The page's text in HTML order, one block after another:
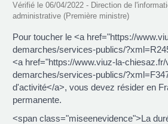
Vérifié le 06/04/2022 - Direction de
administrative (Première ministre)
Pour toucher le <a href="https://
demarches/services-publics/
<a href="https://www.viuz-la-
demarches/services-publics/
d'activité</a>, vous devez résider en
permanente.
<span class="miseenevidence">La